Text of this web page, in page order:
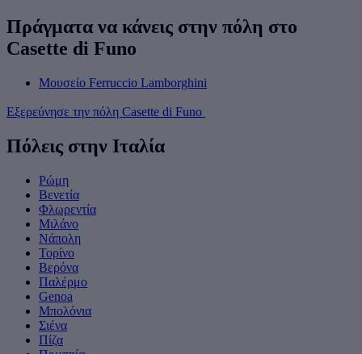
Πράγματα να κάνεις στην πόλη στο
Casette di Funo
Μουσείο Ferruccio Lamborghini
Εξερεύνησε την πόλη Casette di Funo
Πόλεις στην Ιταλία
Ρώμη
Βενετία
Φλωρεντία
Μιλάνο
Νάπολη
Τορίνο
Βερόνα
Παλέρμο
Genoa
Μπολόνια
Σιένα
Πίζα